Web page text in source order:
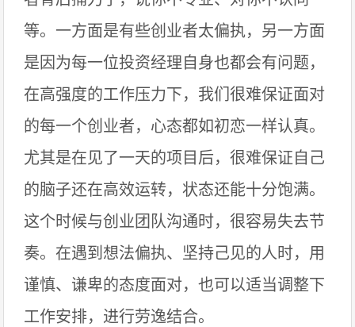
等。一方面是有些创业者太偏执，另一方面
是因为每一位投资经理自身也都会有问题，
在高强度的工作压力下，我们很难保证面对
的每一个创业者，心态都如初恋一样认真。
尤其是在见了一天的项目后，很难保证自己
的脑子还在高效运转，状态还能十分饱满。
这个时候与创业团队沟通时，很容易失去节
奏。在遇到想法偏执、坚持己见的人时，用
谨慎、谦卑的态度面对，也可以适当调整下
工作安排，进行劳逸结合。